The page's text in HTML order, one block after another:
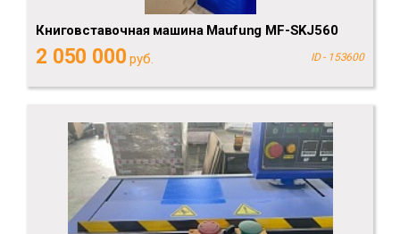
Книговставочная машина Maufung MF-SKJ560
2 050 000 руб. ID - 153600